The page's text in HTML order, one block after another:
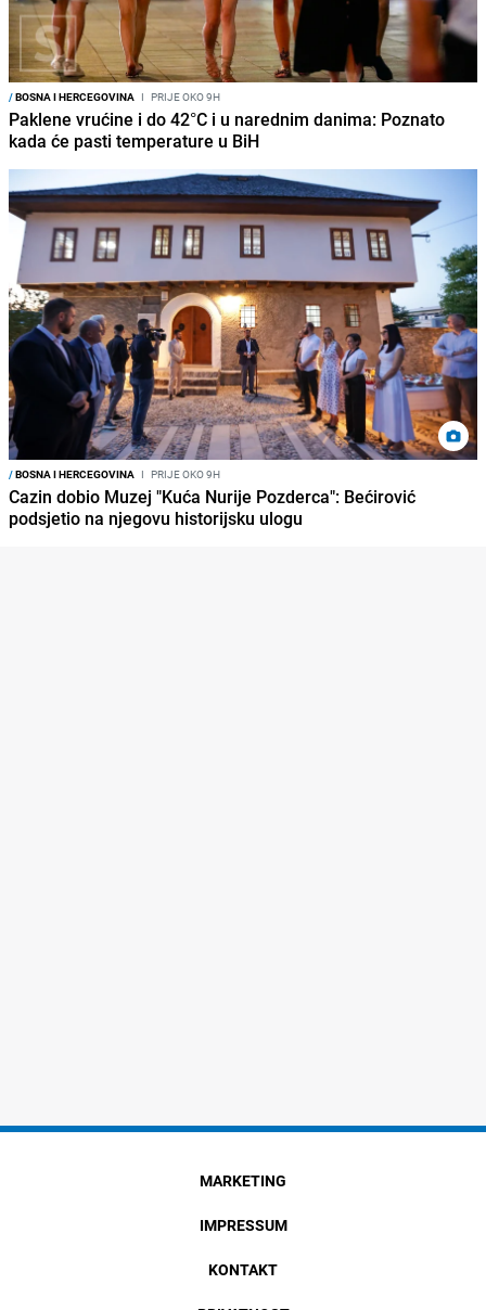
/BOSNA I HERCEGOVINA I PRIJE OKO 9H
Paklene vrućine i do 42°C i u narednim danima: Poznato
kada će pasti temperature u BiH
/BOSNA I HERCEGOVINA I PRIJE OKO 9H
Cazin dobio Muzej "Kuća Nurije Pozderca": Bećirović
podsjetio na njegovu historijsku ulogu
MARKETING
IMPRESSUM
KONTAKT